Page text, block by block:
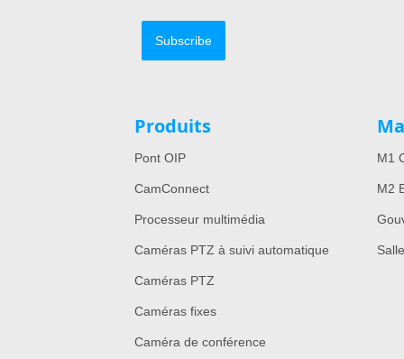
Subscribe
Produits
Pont OIP
CamConnect
Processeur multimédia
Caméras PTZ à suivi automatique
Caméras PTZ
Caméras fixes
Caméra de conférence
M1
M2